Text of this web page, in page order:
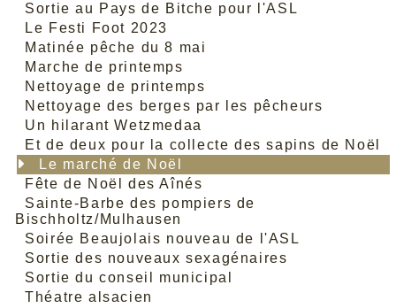
Sortie au Pays de Bitche pour l'ASL
Le Festi Foot 2023
Matinée pêche du 8 mai
Marche de printemps
Nettoyage de printemps
Nettoyage des berges par les pêcheurs
Un hilarant Wetzmedaa
Et de deux pour la collecte des sapins de Noël
Le marché de Noël
Fête de Noël des Aînés
Sainte-Barbe des pompiers de
Bischholtz/Mulhausen
Soirée Beaujolais nouveau de l'ASL
Sortie des nouveaux sexagénaires
Sortie du conseil municipal
Théatre alsacien